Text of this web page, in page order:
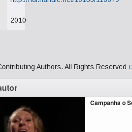
2010
Authors. All Rights Reserved
Campanha o